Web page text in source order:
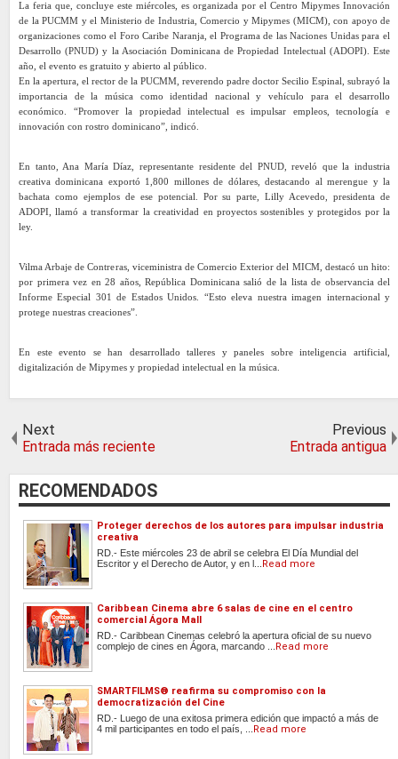
La feria que, concluye este miércoles, es organizada por el Centro Mipymes Innovación
de la PUCMM y el Ministerio de Industria, Comercio y Mipymes (MICM), con apoyo de
organizaciones como el Foro Caribe Naranja, el Programa de las Naciones Unidas para el
Desarrollo (PNUD) y la Asociación Dominicana de Propiedad Intelectual (ADOPI). Este
año, el evento es gratuito y abierto al público.
En la apertura, el rector de la PUCMM, reverendo padre doctor Secilio Espinal, subrayó la
importancia de la música como identidad nacional y vehículo para el desarrollo
económico. “Promover la propiedad intelectual es impulsar empleos, tecnología e
innovación con rostro dominicano”, indicó.
En tanto, Ana María Díaz, representante residente del PNUD, reveló que la industria
creativa dominicana exportó 1,800 millones de dólares, destacando al merengue y la
bachata como ejemplos de ese potencial. Por su parte, Lilly Acevedo, presidenta de
ADOPI, llamó a transformar la creatividad en proyectos sostenibles y protegidos por la
ley.
Vilma Arbaje de Contreras, viceministra de Comercio Exterior del MICM, destacó un hito:
por primera vez en 28 años, República Dominicana salió de la lista de observancia del
Informe Especial 301 de Estados Unidos. “Esto eleva nuestra imagen internacional y
protege nuestras creaciones”.
En este evento se han desarrollado talleres y paneles sobre inteligencia artificial,
digitalización de Mipymes y propiedad intelectual en la música.
Next
Entrada más reciente
Previous
Entrada antigua
RECOMENDADOS
Proteger derechos de los autores para impulsar industria
creativa
RD.- Este miércoles 23 de abril se celebra El Día Mundial del
Escritor y el Derecho de Autor, y en l... Read more
Caribbean Cinema abre 6 salas de cine en el centro
comercial Ágora Mall
RD.- Caribbean Cinemas celebró la apertura oficial de su nuevo
complejo de cines en Ágora, marcando ... Read more
SMARTFILMS®️ reafirma su compromiso con la
democratización del Cine
RD.- Luego de una exitosa primera edición que impactó a más de
4 mil participantes en todo el país, ... Read more